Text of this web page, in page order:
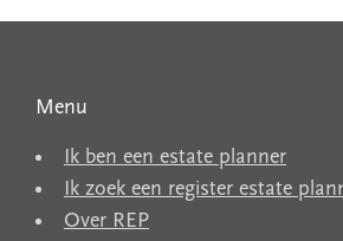
Menu
Ik ben een estate planner
Ik zoek een register estate
Over REP